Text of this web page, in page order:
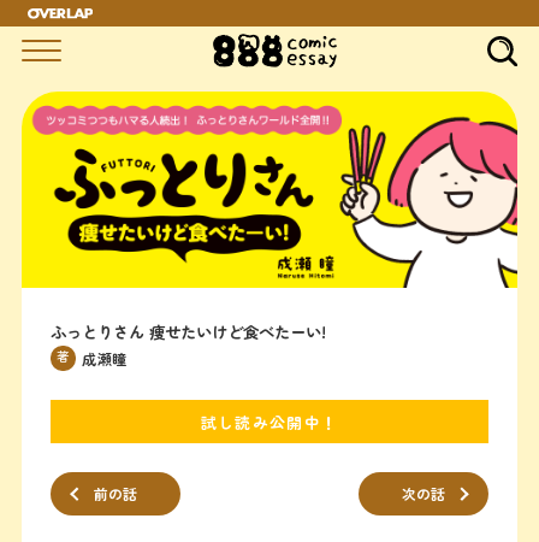
ふっとりさん 痩せたいけど食べたーい!
著 成瀬瞳
試し読み公開中！
前の話 次の話